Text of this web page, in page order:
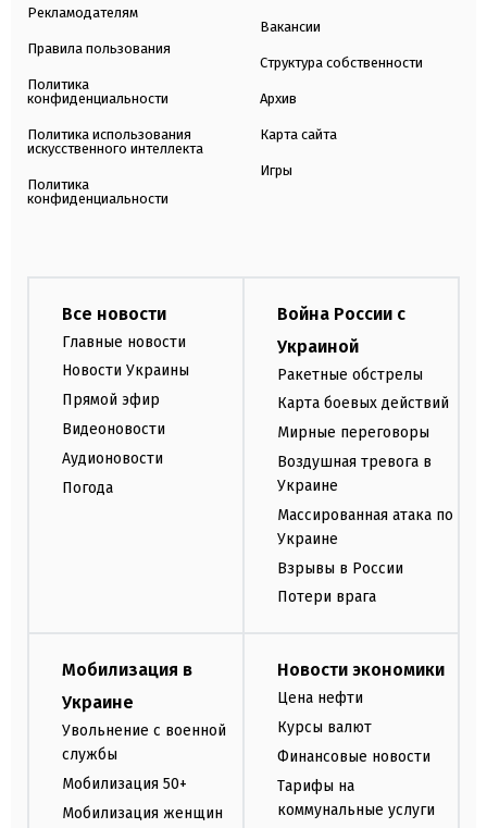
Рекламодателям
Правила пользования
Политика
конфиденциальности
Политика использования
искусственного интеллекта
Политика
конфиденциальности
Вакансии
Структура собственности
Архив
Карта сайта
Игры
Все новости
Главные новости
Новости Украины
Прямой эфир
Видеоновости
Аудионовости
Погода
Война России с
Украиной
Ракетные обстрелы
Карта боевых действий
Мирные переговоры
Воздушная тревога в
Украине
Массированная атака по
Украине
Взрывы в России
Потери врага
Мобилизация в
Украине
Увольнение с военной
службы
Мобилизация 50+
Мобилизация женщин
Новости экономики
Цена нефти
Курсы валют
Финансовые новости
Тарифы на
коммунальные услуги